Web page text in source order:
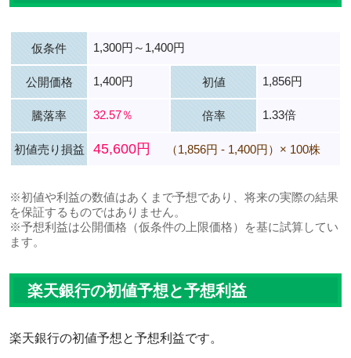
仮条件 1,300円～1,400円
公開価格 1,400円 初値 1,856円
騰落率 32.57％ 倍率 1.33倍
初値売り損益 45,600円 （1,856円 - 1,400円）× 100株
※初値や利益の数値はあくまで予想であり、将来の実際の結果
を保証するものではありません。
※予想利益は公開価格（仮条件の上限価格）を基に試算してい
ます。
楽天銀行の初値予想と予想利益
楽天銀行の初値予想と予想利益です。